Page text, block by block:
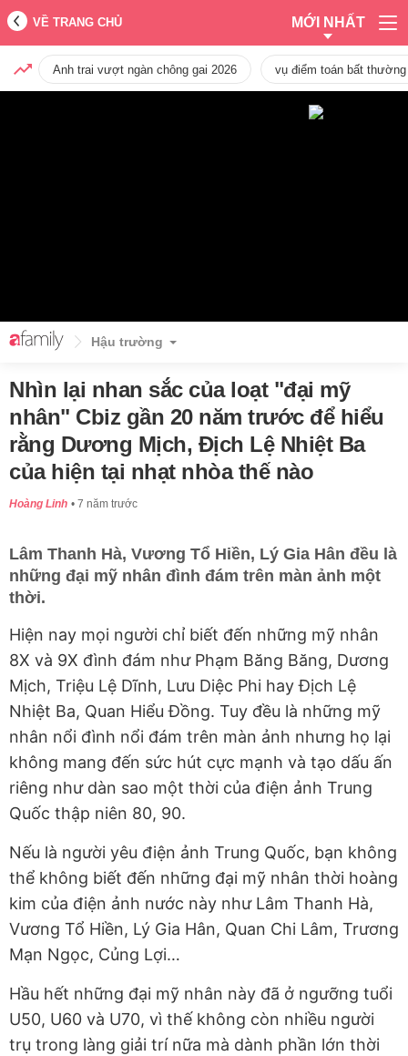
VỀ TRANG CHỦ MỚI NHẤT
Anh trai vượt ngàn chông gai 2026 vụ điểm toán bất
Hậu trường
Nhìn lại nhan sắc của loạt "đại mỹ
nhân" Cbiz gần 20 năm trước để hiểu
rằng Dương Mịch, Địch Lệ Nhiệt Ba
của hiện tại nhạt nhòa thế nào
Hoàng Linh 7 năm trước
Lâm Thanh Hà, Vương Tổ Hiền, Lý Gia Hân đều là
những đại mỹ nhân đình đám trên màn ảnh một
thời.
Hiện nay mọi người chỉ biết đến những mỹ nhân
8X và 9X đình đám như Phạm Băng Băng, Dương
Mịch, Triệu Lệ Dĩnh, Lưu Diệc Phi hay Địch Lệ
Nhiệt Ba, Quan Hiểu Đồng. Tuy đều là những mỹ
nhân nổi đình nổi đám trên màn ảnh nhưng họ lại
không mang đến sức hút cực mạnh và tạo dấu ấn
riêng như dàn sao một thời của điện ảnh Trung
Quốc thập niên 80, 90.
Nếu là người yêu điện ảnh Trung Quốc, bạn không
thể không biết đến những đại mỹ nhân thời hoàng
kim của điện ảnh nước này như Lâm Thanh Hà,
Vương Tổ Hiền, Lý Gia Hân, Quan Chi Lâm, Trương
Mạn Ngọc, Củng Lợi…
Hầu hết những đại mỹ nhân này đã ở ngưỡng tuổi
U50, U60 và U70, vì thế không còn nhiều người
trụ trong làng giải trí nữa mà dành phần lớn thời